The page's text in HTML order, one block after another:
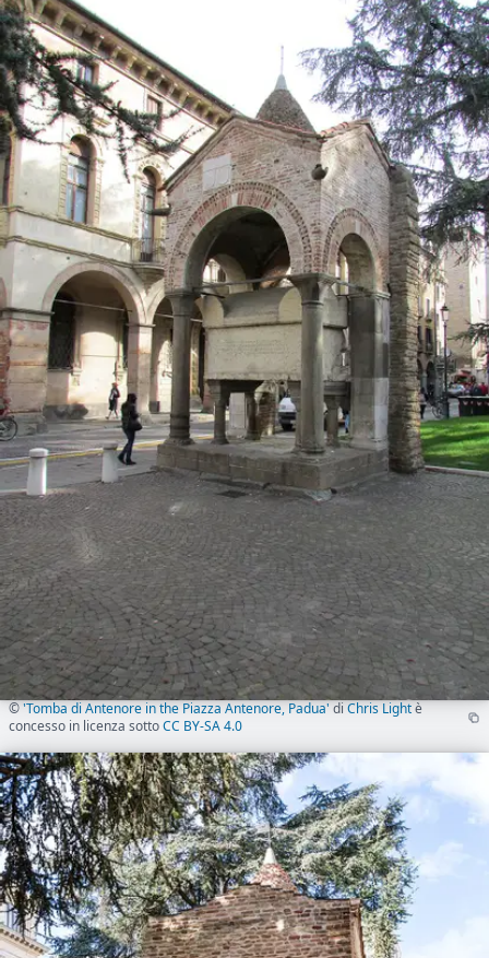
©'Tomba di Antenore in the Piazza Antenore, Padua'diChris Lightè
concesso in licenza sottoCC BY-SA 4.0